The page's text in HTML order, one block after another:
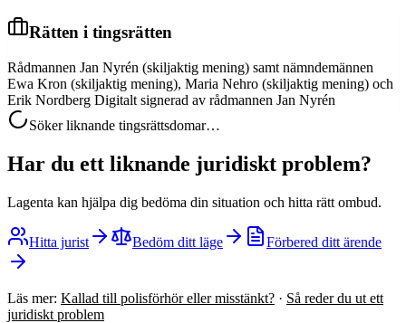
Rätten i tingsrätten
Rådmannen Jan Nyrén (skiljaktig mening) samt nämndemännen
Ewa Kron (skiljaktig mening), Maria Nehro (skiljaktig mening) och
Erik Nordberg Digitalt signerad av rådmannen Jan Nyrén
Söker liknande tingsrättsdomar…
Har du ett liknande juridiskt problem?
Lagenta kan hjälpa dig bedöma din situation och hitta rätt ombud.
Hitta jurist Bedöm ditt läge Förbered ditt ärende
Läs mer: Kallad till polisförhör eller misstänkt? · Så reder du ut ett
juridiskt problem